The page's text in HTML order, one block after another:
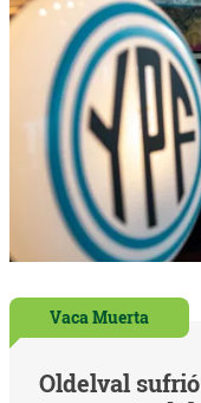
Vaca Muerta
Oldelval